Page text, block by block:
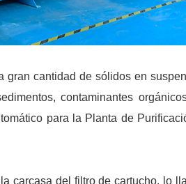
gran cantidad de sólidos en
contaminantes
para la Planta de
carcasa del filtro de cartucho, lo